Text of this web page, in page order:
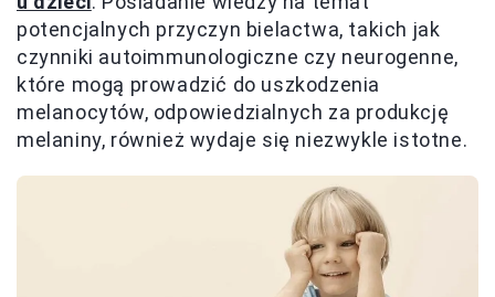
potencjalnych przyczyn bielactwa, takich jak
czynniki autoimmunologiczne czy neurogenne,
które mogą prowadzić do uszkodzenia
melanocytów, odpowiedzialnych za produkcję
melaniny, również wydaje się niezwykle istotne.